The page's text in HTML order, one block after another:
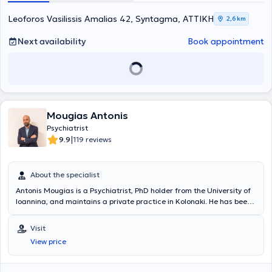
Leoforos Vasilissis Amalias 42, Syntagma, ΑΤΤΙΚΗ 2,6 km
Next availability Book appointment
Mougias Antonis
Psychiatrist
9.9|119 reviews
About the specialist
Antonis Mougias is a Psychiatrist, PhD holder from the University of
Ioannina, and maintains a private practice in Kolonaki. He has been
Psychosis. For years, he has been monitoring and treating
individuals with obsessive-compulsive disorder, anxiety, depression,
and other psychological issues. Additionally, he is the Scientific
Director of the Memory Center of the Psychogeriatric Society
Visit
View price